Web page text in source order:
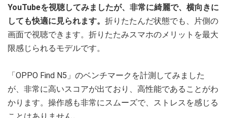
YouTubeを視聴してみましたが、非常に綺麗で、横向きに
しても快適に見られます。 折りたたんだ状態でも、片側の
画面で視聴できます。折りたたみスマホのメリットを最大
限感じられるモデルです。
「OPPO Find N5」のベンチマークを計測してみました
が、非常に高いスコアが出ており、高性能であることがわ
かります。操作感も非常にスムーズで、ストレスを感じる